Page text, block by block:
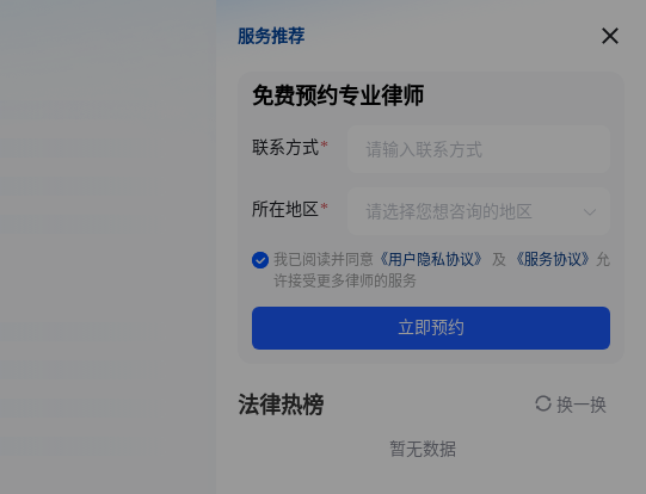
服务推荐
服务推荐
免费预约专业律师
联系方式
所在地区
我已阅读并同意 《用户隐私协议》 及 《服务协议》 允
许接受更多律师的服务
立即预约
法律热榜 换一换
暂无数据